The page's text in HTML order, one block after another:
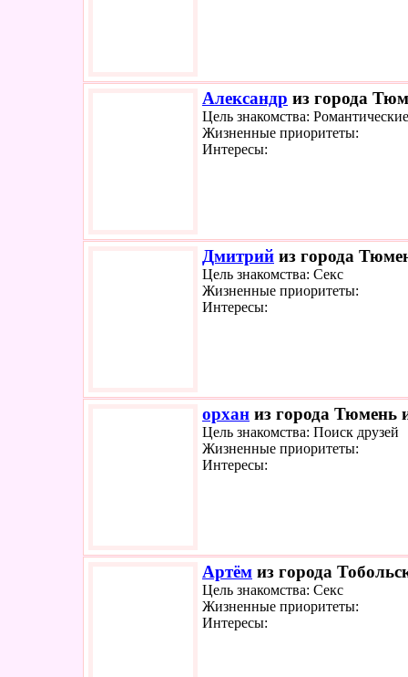
Александр из города
Цель знакомства:
Жизненные приоритеты:
Интересы:
Дмитрий из города
Цель знакомства: Секс
Жизненные приоритеты:
Интересы:
орхан из города Тюмень
Цель знакомства: Поиск друзей
Жизненные приоритеты:
Интересы:
Артём из города
Цель знакомства: Секс
Жизненные приоритеты:
Интересы: